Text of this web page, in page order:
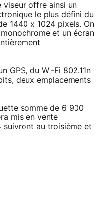
viseur offre ainsi un
le plus défini du
1440 x 1024 pixels. On
et un écran
GPS, du Wi-Fi 802.11n
deux emplacements
somme de 6 900
mis en vente
suivront au troisième et